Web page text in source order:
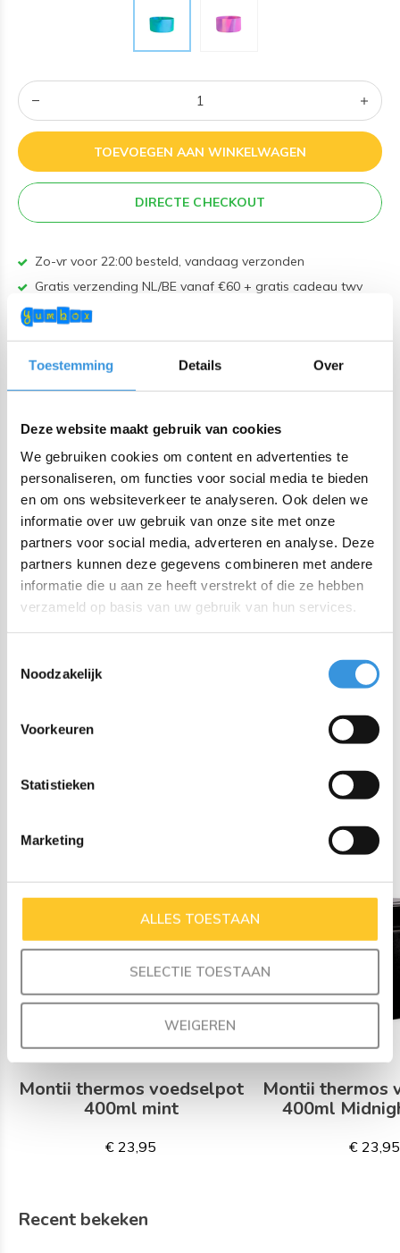
Toestemming Details Over
Deze website maakt gebruik van cookies
We gebruiken cookies om content en advertenties te
personaliseren, om functies voor social media te bieden
en om ons websiteverkeer te analyseren. Ook delen we
informatie over uw gebruik van onze site met onze
partners voor social media, adverteren en analyse. Deze
partners kunnen deze gegevens combineren met andere
informatie die u aan ze heeft verstrekt of die ze hebben
verzameld op basis van uw gebruik van hun services.
Noodzakelijk
Voorkeuren
Statistieken
Marketing
ALLES TOESTAAN
SELECTIE TOESTAAN
WEIGEREN
TOEVOEGEN AAN WINKELWAGEN
DIRECTE CHECKOUT
Zo-vr voor 22:00 besteld, vandaag verzonden
Gratis verzending NL/BE vanaf €60 + gratis cadeau twv
€25!
Lekvrij makkelijk-te-openen siliconen deksel
BPA, PVC en Ftalaten vrij
Productomschrijving
MontiiCo Fusion Bumper Coastal Marble
groot
Deze duurzame siliconen bumper zorgt voor extra stabiliteit
op verschillende oppervlakken en biedt je voedselpot extra
bescherming tegen vallen, stoten en krassen.
Past perfect op de MontiiCo voedselpotten
Bijpassende producten
Montii thermos voedselpot
400ml mint
€ 23,95
Montii thermos
400ml
€ 23,95
Recent bekeken